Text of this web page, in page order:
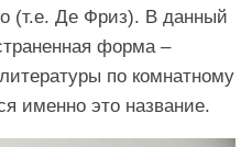
(т.е. Де Фриз). В данный
форма –
по комнатному
именно это название.